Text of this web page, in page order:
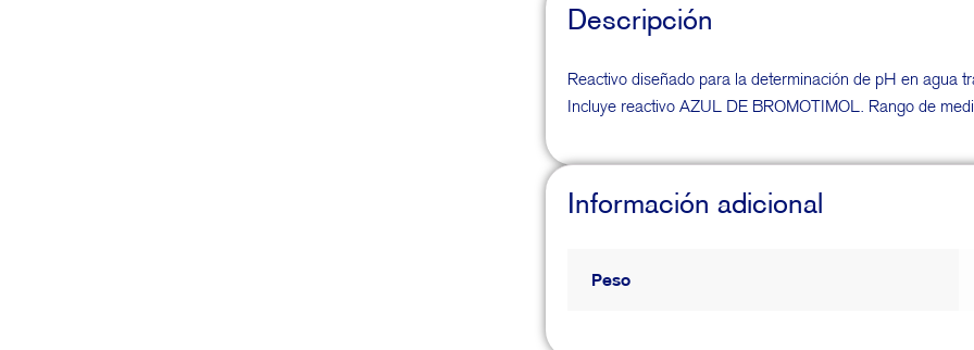
Descripción
Reactivo diseñado para la determinación de pH en agua
Incluye reactivo AZUL DE BROMOTIMOL. Rango de
Información adicional
Peso